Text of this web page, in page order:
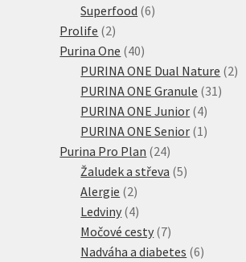
Superfood 66
Prolife 22
produkty
Purina One 4040
produktů
PURINA ONE Dual Nature 22
PURINA ONE Granule 31 31
PURINA ONE Junior 44
produkty
PURINA ONE Senior 1 1
Purina Pro Plan 2424
produktů
Žaludek a střeva 55
Alergie 22
produkty
Ledviny 44
produkty
Močové cesty 77
produktů
Nadváha a diabetes 66